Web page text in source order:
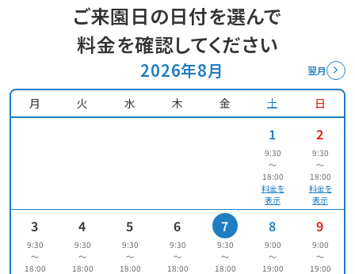
ご来園日の日付を選んで
料金を確認してください
2026年8月 翌月
月 火 水 木 金 土 日
1
9:30
〜
18:00
料金を
表示
2
9:30
〜
18:00
料金を
表示
3
9:30
〜
18:00
4
9:30
〜
18:00
5
9:30
〜
18:00
6
9:30
〜
18:00
7
9:30
〜
18:00
8
9:00
〜
19:00
9
9:00
〜
19:00